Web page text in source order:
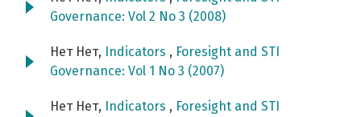
Governance: Vol 2 No 3 (2008)
Нет Нет, Indicators , Foresight and STI
Governance: Vol 1 No 3 (2007)
Нет Нет, Indicators , Foresight and STI